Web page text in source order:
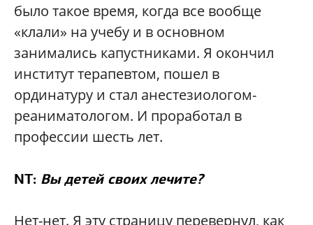
было такое время, когда все вообще
«клали» на учебу и в основном
занимались капустниками. Я окончил
институт терапевтом, пошел в
ординатуру и стал анестезиологом-
реаниматологом. И проработал в
профессии шесть лет.
NT: Вы детей своих лечите?
Нет-нет. Я эту страницу перевернул, как